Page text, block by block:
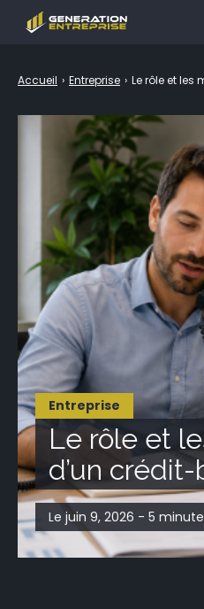
Entreprise
Le rôle et
d’un
Le juin 9, 2026 - 5
Accueil › Entreprise › Le rôle et les
Marketing
Outils
LEXIQUE